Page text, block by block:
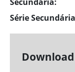
Série
Download